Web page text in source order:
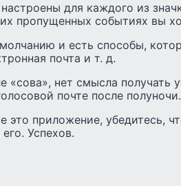
для каждого из
пропущенных событиях вы
и есть способы,
почта и т. д.
«сова», нет смысла получать
почте после полуночи.
это приложение, убедитесь,
Успехов.